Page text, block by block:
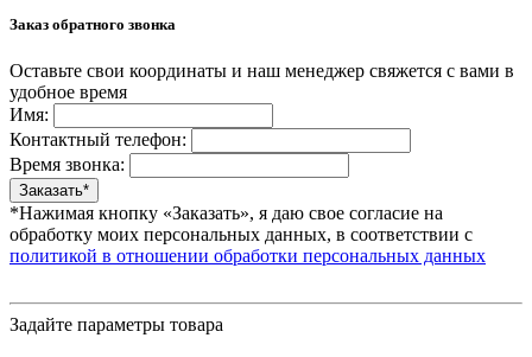
Заказ обратного звонка
Оставьте свои координаты и наш менеджер свяжется с вами в
удобное время
Имя:
Контактный телефон:
Время звонка:
*Нажимая кнопку «Заказать», я даю свое согласие на
обработку моих персональных данных, в соответствии с
политикой в отношении обработки персональных данных
Задайте параметры товара